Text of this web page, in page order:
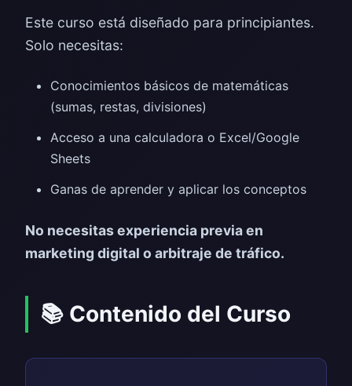
Este curso está diseñado para principiantes.
Solo necesitas:
Conocimientos básicos de matemáticas
(sumas, restas, divisiones)
Acceso a una calculadora o Excel/Google
Sheets
Ganas de aprender y aplicar los conceptos
No necesitas experiencia previa en
marketing digital o arbitraje de tráfico.
📚 Contenido del Curso